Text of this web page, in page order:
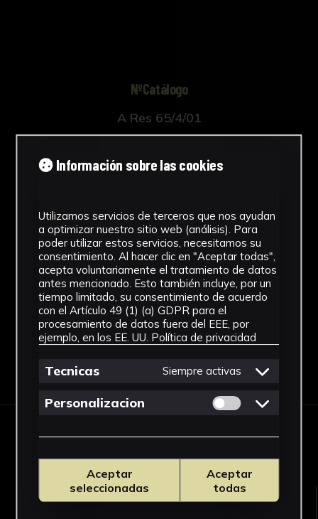
NºCatálogo
A Res 65/4/01
Desconocido
SF
Fondo
Sin fondo
Descargar Ficha
OBRAS RELACIONADAS
Información sobre las cookies
Utilizamos servicios de terceros que nos ayudan
a optimizar nuestro sitio web (análisis). Para
poder utilizar estos servicios, necesitamos su
consentimiento. Al hacer clic en "Aceptar todas",
acepta voluntariamente el tratamiento de datos
antes mencionado. Esto también incluye, por un
tiempo limitado, su consentimiento de acuerdo
con el Artículo 49 (1) (a) GDPR para el
procesamiento de datos fuera del EEE, por
ejemplo, en los EE. UU. Política de privacidad
Tecnicas Siempre activas
Personalizacion Permitir cookies
Aceptar
seleccionadas
Aceptar
todas